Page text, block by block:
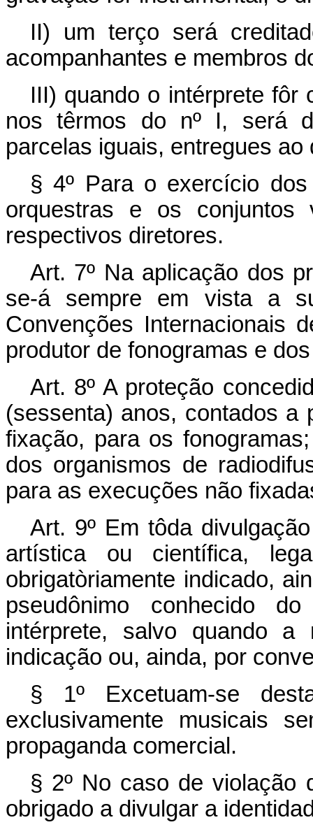
II) um terço será
acompanhantes e membros
III) quando o intérprete fôr
nos têrmos do nº I, será
parcelas iguais, entregues ao
§ 4º Para o exercício
orquestras e os conjuntos
respectivos diretores.
Art. 7º Na aplicação dos
se-á sempre em vista a
Convenções Internacionais
produtor de fonogramas e
Art. 8º A proteção
(sessenta) anos, contados a
fixação, para os
dos organismos de
para as execuções não
Art. 9º Em tôda
artística ou científica,
obrigatòriamente indicado,
pseudônimo conhecido
intérprete, salvo quando a
indicação ou, ainda, por
§ 1º Excetuam-se
exclusivamente musicais
propaganda comercial.
§ 2º No caso de violação
obrigado a divulgar a